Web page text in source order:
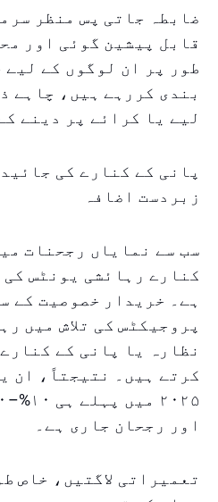
ضابطہ جاتی پس منظر
قابل پیشین گوئی اور
طور پر ان لوگوں کے لیے
بندی کررہے ہیں، چاہے
لیے یا کرائے پر دینے
پانی کے کنارے کی
زبردست اضافہ
سب سے نمایاں رجحنات
کنارے رہائشی یونٹس
ہے۔ خریدار خصوصیت کے
پروجیکٹس کی تلاش میں
نظارہ یا پانی کے
کرتے ہیں۔ نتیجتاً، ان
اور رجحان جاری ہے۔
تعمیراتی لاگتیں، خاص